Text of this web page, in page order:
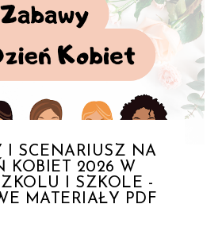
I SCENARIUSZ NA
KOBIET 2026 W
I SZKOLE -
MATERIAŁY PDF